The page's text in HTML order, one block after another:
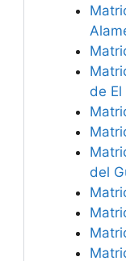
de El
del